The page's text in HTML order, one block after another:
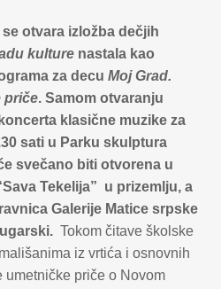
otvara izložba dečjih
kulture nastala kao
za decu Moj Grad.
priče. Samom otvaranju
klasične muzike za
sati u Parku skulptura
svečano biti otvorena u
Tekelija” u prizemlju, a
Galerije Matice srpske
Tokom čitave školske
iz vrtića i osnovnih
priče o Novom